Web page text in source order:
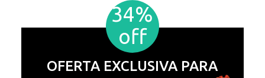
34%
off
OFERTA EXCLUSIVA PARA